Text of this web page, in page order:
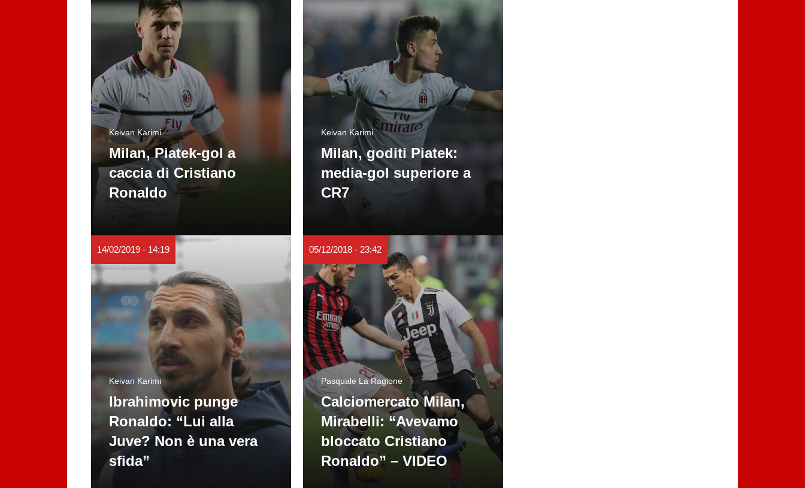
Keivan Karimi
Milan, Piatek-gol a
caccia di Cristiano
Ronaldo
Keivan Karimi
Milan, goditi Piatek:
media-gol superiore a
CR7
14/02/2019 - 14:19
Keivan Karimi
Ibrahimovic punge
Ronaldo: “Lui alla
Juve? Non è una vera
sfida”
05/12/2018 - 23:42
Pasquale La Ragione
Calciomercato Milan,
Mirabelli: “Avevamo
bloccato Cristiano
Ronaldo” – VIDEO